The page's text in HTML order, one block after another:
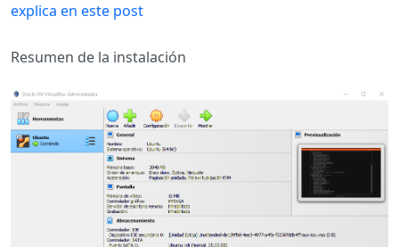
explica en este post
Resumen de la instalación